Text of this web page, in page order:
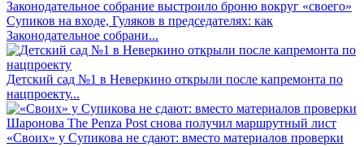
Супиков на входе, Гуляков в председателях: как
Законодательное собрани...
Детский сад №1 в Неверкино открыли после капремонта по
нацпроекту...
«Своих» у Супикова не сдают: вместо материалов проверки